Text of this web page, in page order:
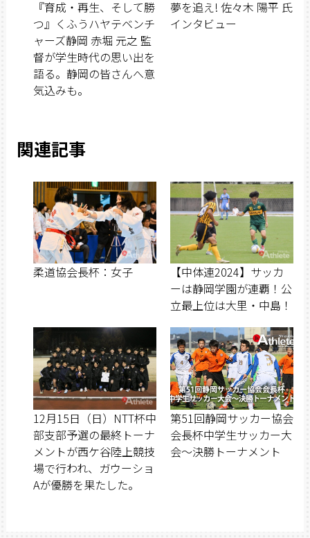
『育成・再生、そして勝
つ』くふうハヤテベンチ
ャーズ静岡 赤堀 元之 監
督が学生時代の思い出を
語る。静岡の皆さんへ意
気込みも。
夢を追え! 佐々木 陽平 氏
インタビュー
関連記事
柔道協会長杯：女子
【中体連2024】サッカ
ーは静岡学園が連覇！公
立最上位は大里・中島！
12月15日（日）NTT杯中
部支部予選の最終トーナ
メントが西ケ谷陸上競技
場で行われ、ガウーショ
Aが優勝を果たした。
第51回静岡サッカー協会
会長杯中学生サッカー大
会〜決勝トーナメント